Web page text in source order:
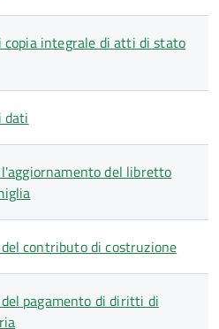
copia integrale di atti di stato
dati
del libretto
contributo di costruzione
pagamento di diritti di